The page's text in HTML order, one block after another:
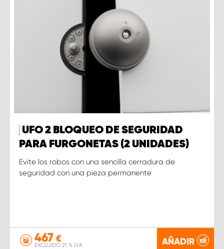
UFO 2 BLOQUEO DE SEGURIDAD
PARA FURGONETAS (2 UNIDADES)
Evite los robos con una sencilla cerradura de
seguridad con una pieza permanente
467 €
EXCLUIDO 21 % IVA AÑADIR